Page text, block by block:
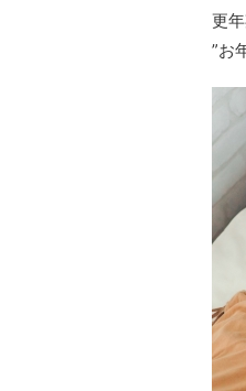
更
”お